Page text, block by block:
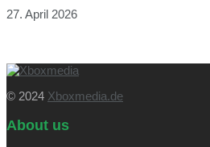
27. April 2026
© 2024 Xboxmedia.de
About us